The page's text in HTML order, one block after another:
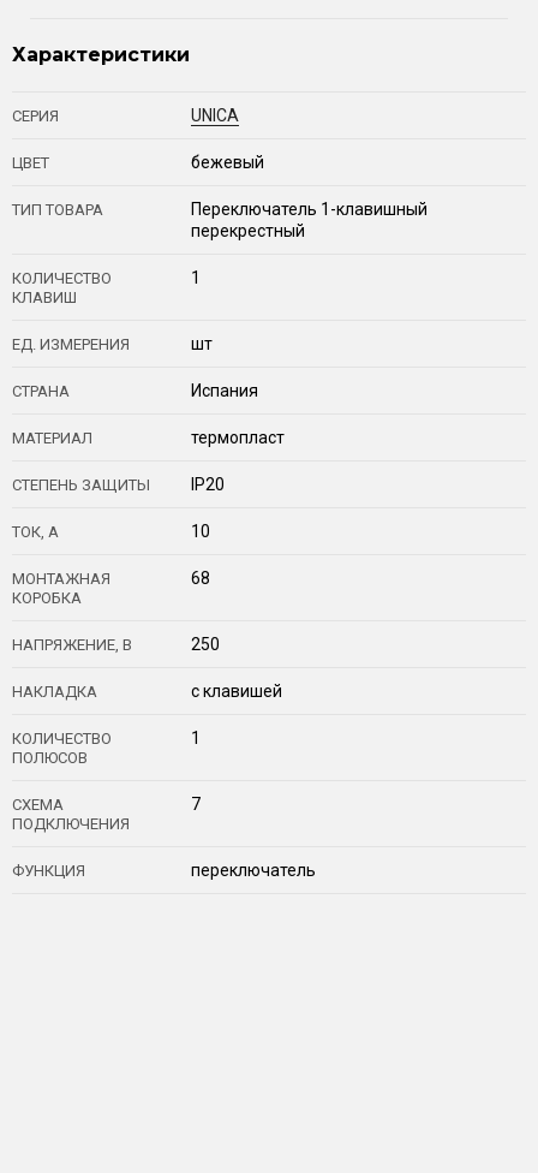
Характеристики
СЕРИЯ UNICA
ЦВЕТ бежевый
ТИП ТОВАРА
Переключатель 1-клавишный
перекрестный
КОЛИЧЕСТВО
КЛАВИШ
1
ЕД. ИЗМЕРЕНИЯ шт
СТРАНА Испания
МАТЕРИАЛ термопласт
СТЕПЕНЬ ЗАЩИТЫ IP20
ТОК, А 10
МОНТАЖНАЯ
КОРОБКА
68
НАПРЯЖЕНИЕ, В 250
НАКЛАДКА с клавишей
КОЛИЧЕСТВО
ПОЛЮСОВ
1
СХЕМА
ПОДКЛЮЧЕНИЯ
7
ФУНКЦИЯ переключатель